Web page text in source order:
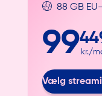
88 GB
99 kr./
Vælg